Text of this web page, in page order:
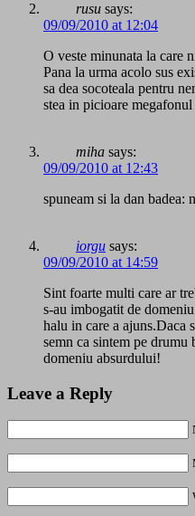
rusu says:
09/09/2010 at 12:04
O veste minunata la care
Pana la urma acolo sus
sa dea socoteala pentru
stea in picioare
miha says:
09/09/2010 at 12:43
spuneam si la dan badea:
iorgu says:
09/09/2010 at 14:59
Sint foarte multi care ar
s-au imbogatit de
halu in care a ajuns.Daca
semn ca sintem pe
domeniu absurdului!
Leave a Reply